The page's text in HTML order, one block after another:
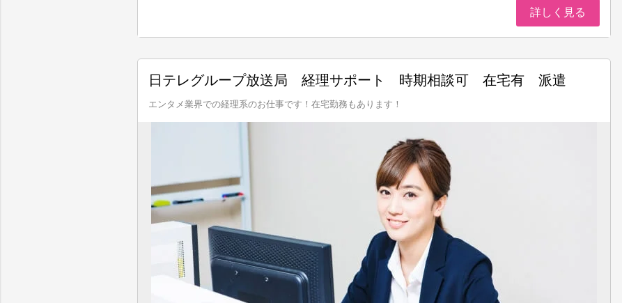
詳しく見る
日テレグループ放送局 経理サポート 時期相談可 在宅有 派遣
エンタメ業界での経理系のお仕事です！在宅勤務もあります！